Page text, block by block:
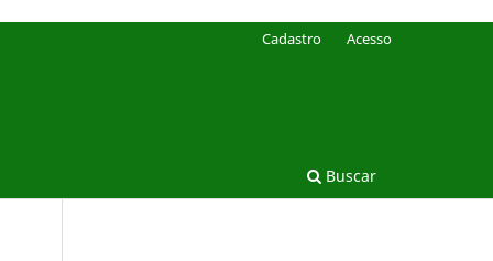
Buscar
Cadastro Acesso